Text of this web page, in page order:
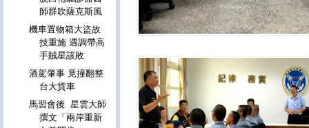
師群吹薩克斯風
機車置物箱大盜故
技重施 遇調帶高
手賊星該敗
酒駕肇事 竟撞翻整
台大貨車
馬習會後 星雲大師
撰文「兩岸重新